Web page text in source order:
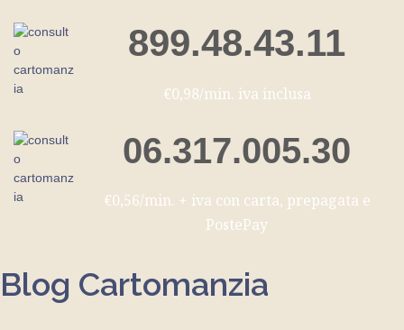
899.48.43.11
€0,98/min. iva inclusa
06.317.005.30
€0,56/min. + iva con carta, prepagata e
PostePay
Blog Cartomanzia